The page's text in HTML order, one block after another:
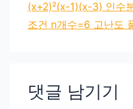
(x+2)²(x-1)(x-3) 인수
조건 n개수=6 고난도
댓글 남기기